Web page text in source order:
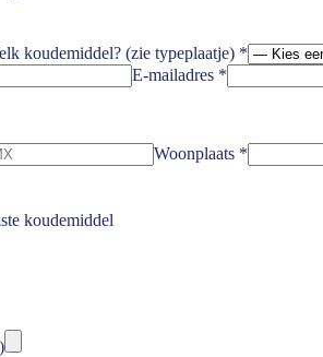
koudemiddel? (zie typeplaatje) *
E-mailadres *
Woonplaats *
koudemiddel